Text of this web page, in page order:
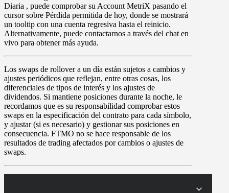
Diaria , puede comprobar su Account MetriX pasando el
cursor sobre Pérdida permitida de hoy, donde se mostrará
un tooltip con una cuenta regresiva hasta el reinicio.
Alternativamente, puede contactarnos a través del chat en
vivo para obtener más ayuda.
Los swaps de rollover a un día están sujetos a cambios y
ajustes periódicos que reflejan, entre otras cosas, los
diferenciales de tipos de interés y los ajustes de
dividendos. Si mantiene posiciones durante la noche, le
recordamos que es su responsabilidad comprobar estos
swaps en la especificación del contrato para cada símbolo,
y ajustar (si es necesario) y gestionar sus posiciones en
consecuencia. FTMO no se hace responsable de los
resultados de trading afectados por cambios o ajustes de
swaps.